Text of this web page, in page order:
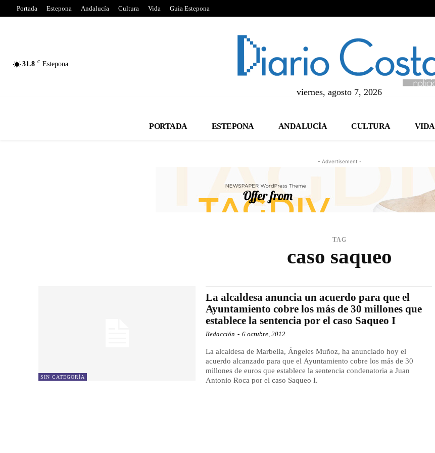
Portada Estepona Andalucía Cultura Vida Guia Estepona
31.8 C Estepona
viernes, agosto 7, 2026
PORTADA ESTEPONA ANDALUCÍA CULTURA VIDA
- Advertisement -
TAG
caso saqueo
SIN CATEGORÍA
La alcaldesa anuncia un acuerdo para que el
Ayuntamiento cobre los más de 30 millones que
establece la sentencia por el caso Saqueo I
Redacción - 6 octubre, 2012
La alcaldesa de Marbella, Ángeles Muñoz, ha anunciado hoy el
acuerdo alcanzado para que el Ayuntamiento cobre los más de 30
millones de euros que establece la sentencia condenatoria a Juan
Antonio Roca por el caso Saqueo I.